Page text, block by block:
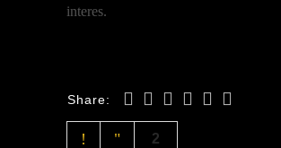
interes.
Share:
2